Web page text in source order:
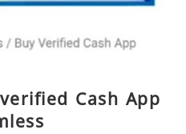
Cash App